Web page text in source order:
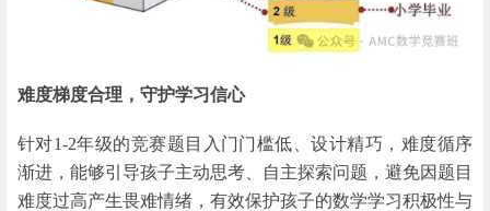
难度梯度合理，守护学习信心
针对1-2年级的竞赛题目入门门槛低、设计精巧，难度循序
渐进，能够引导孩子主动思考、自主探索问题，避免因题目
难度过高产生畏难情绪，有效保护孩子的数学学习积极性与